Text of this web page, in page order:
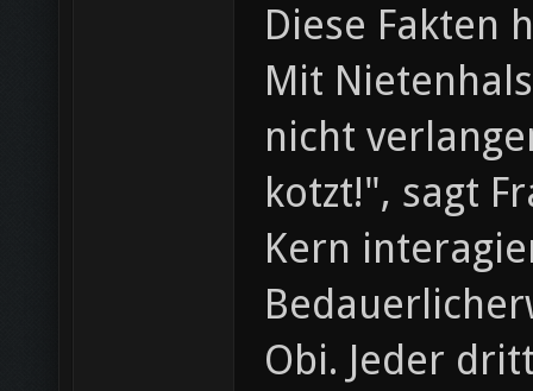
Diese Fakten
Mit
nicht
kotzt!", sagt
Kern
Obi. Jeder